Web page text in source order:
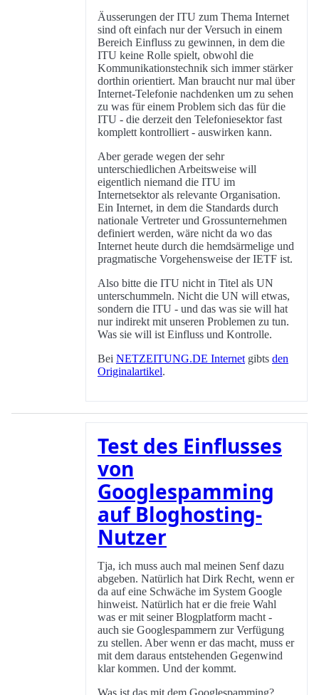
Äusserungen der ITU zum Thema Internet
sind oft einfach nur der Versuch in einem
Bereich Einfluss zu gewinnen, in dem die
ITU keine Rolle spielt, obwohl die
Kommunikationstechnik sich immer stärker
dorthin orientiert. Man braucht nur mal über
Internet-Telefonie nachdenken um zu sehen
zu was für einem Problem sich das für die
ITU - die derzeit den Telefoniesektor fast
komplett kontrolliert - auswirken kann.
Aber gerade wegen der sehr
unterschiedlichen Arbeitsweise will
eigentlich niemand die ITU im
Internetsektor als relevante Organisation.
Ein Internet, in dem die Standards durch
nationale Vertreter und Grossunternehmen
definiert werden, wäre nicht da wo das
Internet heute durch die hemdsärmelige und
pragmatische Vorgehensweise der IETF ist.
Also bitte die ITU nicht in Titel als UN
unterschummeln. Nicht die UN will etwas,
sondern die ITU - und das was sie will hat
nur indirekt mit unseren Problemen zu tun.
Was sie will ist Einfluss und Kontrolle.
Bei NETZEITUNG.DE Internet gibts den
Originalartikel.
Test des Einflusses
von
Googlespamming
auf Bloghosting-
Nutzer
Tja, ich muss auch mal meinen Senf dazu
abgeben. Natürlich hat Dirk Recht, wenn er
da auf eine Schwäche im System Google
hinweist. Natürlich hat er die freie Wahl
was er mit seiner Blogplatform macht -
auch sie Googlespammern zur Verfügung
zu stellen. Aber wenn er das macht, muss er
mit dem daraus entstehenden Gegenwind
klar kommen. Und der kommt.
Was ist das mit dem Googlespamming?